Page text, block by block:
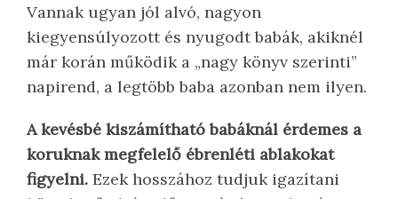
Vannak ugyan jól alvó, nagyon
kiegyensúlyozott és nyugodt babák, akiknél
már korán működik a „nagy könyv szerinti”
napirend, a legtöbb baba azonban nem ilyen.
A kevésbé kiszámítható babáknál érdemes a
koruknak megfelelő ébrenléti ablakokat
figyelni. Ezek hosszához tudjuk igazítani